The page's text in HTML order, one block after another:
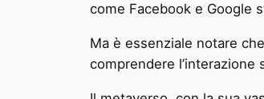
come Facebook e Google
Ma è essenziale notare
comprendere l’interazione